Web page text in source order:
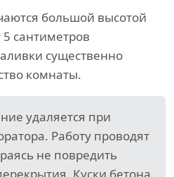
большой высотой
сантиметров
существенно
комнаты.
удаляется при
Работу проводят
не повредить
Куски бетона